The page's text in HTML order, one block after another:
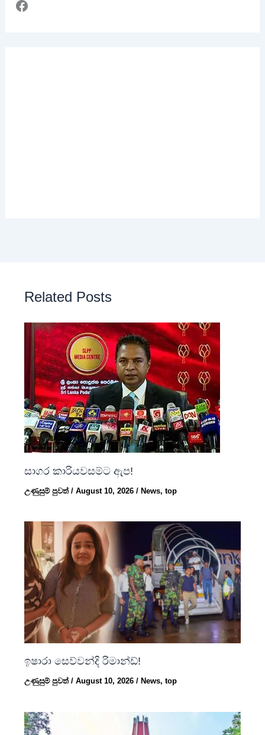
Related Posts
සාගර කාරියවසම්ට ඇප!
උණුසුම් පුවත්/August 10, 2026/News,top
ඉෂාරා සෙව්වන්දි රිමාන්ඩ්!
උණුසුම් පුවත්/August 10, 2026/ News,top